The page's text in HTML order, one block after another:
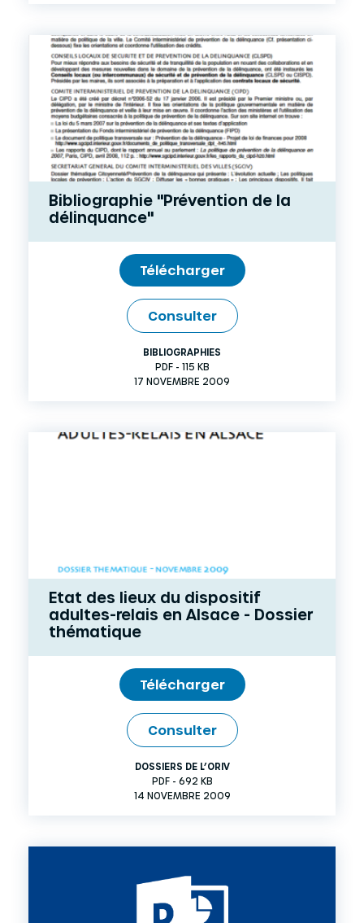
Bibliographie "Prévention de la
délinquance"
Télécharger
Consulter
BIBLIOGRAPHIES
PDF - 115 KB
17 NOVEMBRE 2009
Etat des lieux du dispositif
adultes-relais en Alsace - Dossier
thématique
Télécharger
Consulter
DOSSIERS DE L’ORIV
PDF - 692 KB
14 NOVEMBRE 2009